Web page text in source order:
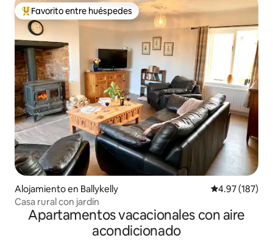
Favorito entre huéspedes preferido
Favorito entre huéspedes
Alojamiento en Ballykelly Calificación
4.97 (187)
Casa rural con jardín
Apartamentos vacacionales con aire
acondicionado